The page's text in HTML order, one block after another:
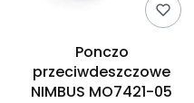
Ponczo
przeciwdeszczowe
NIMBUS MO7421-05